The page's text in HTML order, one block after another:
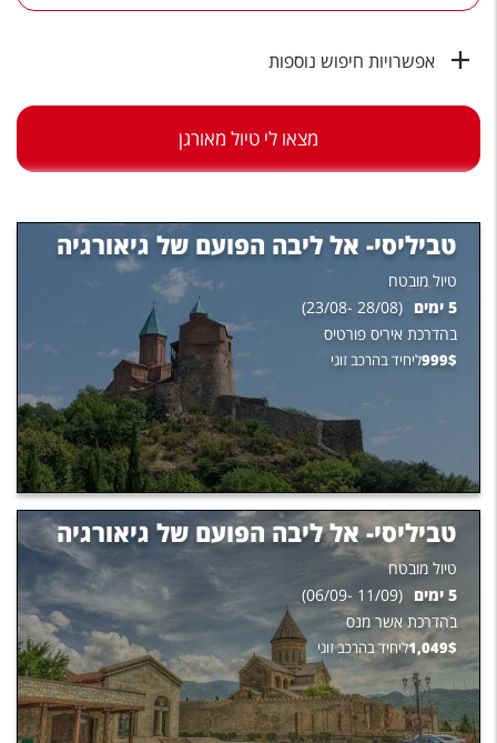
טיסות לחו"ל
מלונות בחו"ל
שירות לקוחות
טופס צור קשר
תקנון
אפשרויות חיפוש נוספות
מצאו לי טיול מאורגן
טביליסי- אל ליבה הפועם של גיאורגיה
טיול מובטח
5 ימים (
28/08
-
23/08
)
בהדרכת איריס פורטיס
999$ ליחיד בהרכב זוגי
טביליסי- אל ליבה הפועם של גיאורגיה
טיול מובטח
5 ימים (
11/09
-
06/09
)
בהדרכת אשר מנס
1,049$ ליחיד בהרכב זוגי